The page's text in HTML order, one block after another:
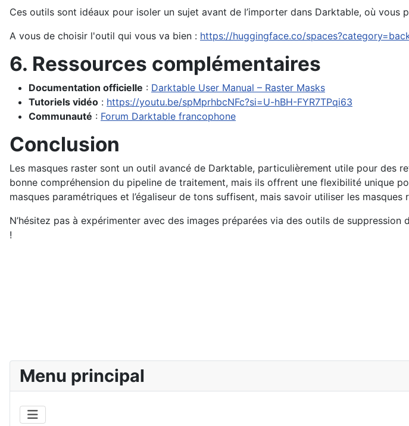
Menu principal
Ces outils sont idéaux pour isoler un sujet avant de l’importer dans Darktable, où vous
A vous de choisir l'outil qui vous va bien : https://huggingface.co/
6. Ressources complémentaires
Documentation officielle : Darktable User Manual – Raster Masks
Tutoriels vidéo : https://youtu.be/spMprhbcNFc?si=U-hBH-FYR7TPqi63
Communauté : Forum Darktable francophone
Conclusion
Les masques raster sont un outil avancé de Darktable, particulièrement utile pour des
bonne compréhension du pipeline de traitement, mais ils offrent une flexibilité unique
masques paramétriques et l’égaliseur de tons suffisent, mais savoir utiliser les
N’hésitez pas à expérimenter avec des images préparées via des outils de
!